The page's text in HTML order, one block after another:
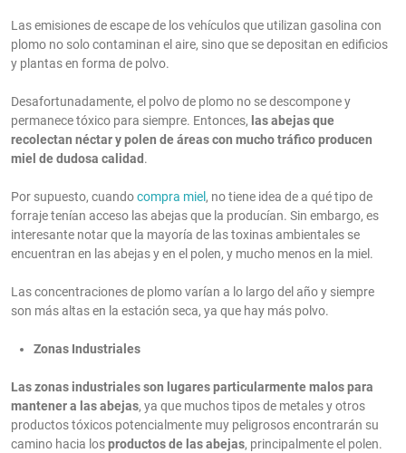
Las emisiones de escape de los vehículos que utilizan gasolina con
plomo no solo contaminan el aire, sino que se depositan en edificios
y plantas en forma de polvo.
Desafortunadamente, el polvo de plomo no se descompone y
permanece tóxico para siempre. Entonces, las abejas que
recolectan néctar y polen de áreas con mucho tráfico producen
miel de dudosa calidad .
Por supuesto, cuandocompra miel , no tiene idea de a qué tipo de
forraje tenían acceso las abejas que la producían. Sin embargo, es
interesante notar que la mayoría de las toxinas ambientales se
encuentran en las abejas y en el polen, y mucho menos en la miel.
Las concentraciones de plomo varían a lo largo del año y siempre
son más altas en la estación seca, ya que hay más polvo.
Zonas Industriales
Las zonas industriales son lugares particularmente malos para
mantener a las abejas, ya que muchos tipos de metales y otros
productos tóxicos potencialmente muy peligrosos encontrarán su
camino hacia losproductos de las abejas, principalmente el polen.